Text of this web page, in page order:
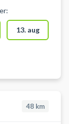
13. aug
48 km